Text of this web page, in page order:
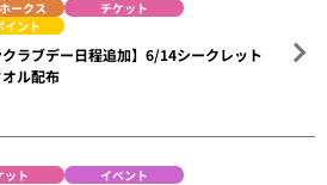
ークス
チケット
イント
クラブデー日程追加】6/14シークレット
ル配布
ット イベント